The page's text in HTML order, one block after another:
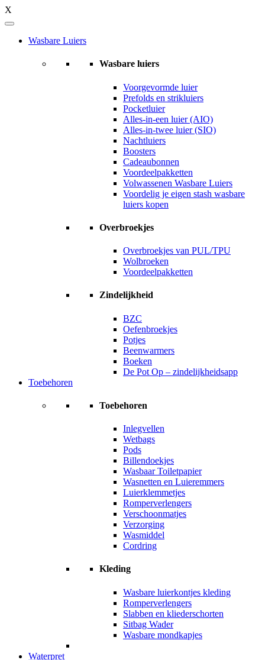
X
Wasbare Luiers
Wasbare luiers
Voorgevormde luier
Prefolds en strikluiers
Pocketluier
Alles-in-een luier (AIO)
Alles-in-twee luier (SIO)
Nachtluiers
Boosters
Cadeaubonnen
Voordeelpakketten
Volwassenen Wasbare Luiers
Voordelig je eigen stash wasbare
luiers kopen
Overbroekjes
Overbroekjes van PUL/TPU
Wolbroeken
Voordeelpakketten
Zindelijkheid
BZC
Oefenbroekjes
Potjes
Beenwarmers
Boeken
De Pot Op – zindelijkheidsapp
Toebehoren
Toebehoren
Inlegvellen
Wetbags
Pods
Billendoekjes
Wasbaar Toiletpapier
Wasnetten en Luieremmers
Luierklemmetjes
Romperverlengers
Verschoonmatjes
Verzorging
Wasmiddel
Cordring
Kleding
Wasbare luierkontjes kleding
Romperverlengers
Slabben en kliederschorten
Sitbag Wader
Wasbare mondkapjes
Waterpret